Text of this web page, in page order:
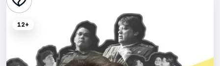
Стендап
Квесты
12+